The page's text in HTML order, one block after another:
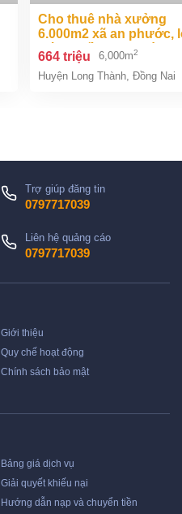
cho thuê nhà xưởng
6.000m2 xã an phước,
thành, đồng nai giá
664tr/tháng
664 triệu 6,000m2
Huyện Long Thành Đồng Nai
Trợ giúp đăng tin
0797717039
Liên hệ quảng cáo
0797717039
Giới thiệu
Quy chế hoạt động
Chính sách bảo mật
Bảng giá dịch vụ
Giải quyết khiếu nại
Hướng dẫn nạp và chuyển tiền